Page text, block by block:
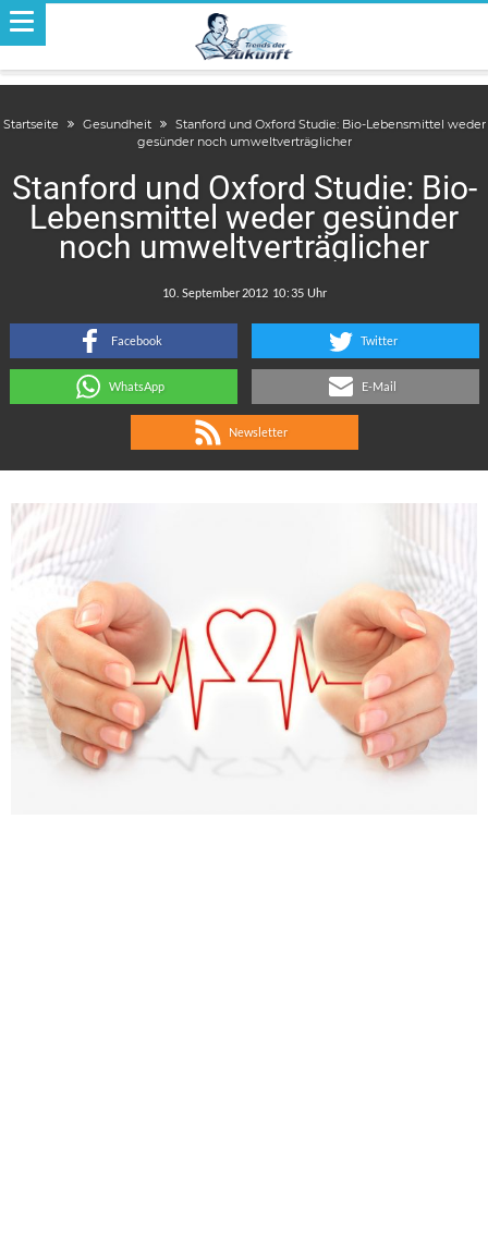
Startseite Gesundheit
Stanford und Oxford Studie: Bio-Lebensmittel weder
gesünder noch umweltverträglicher
Stanford und Oxford Studie: Bio-
Lebensmittel weder gesünder
noch umweltverträglicher
:
Facebook Twitter
WhatsApp E-Mail
Newsletter